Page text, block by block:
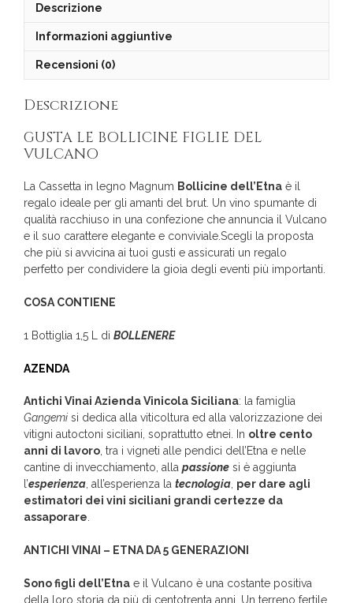
Descrizione
Informazioni aggiuntive
Recensioni (0)
Descrizione
GUSTA LE BOLLICINE FIGLIE DEL
VULCANO
La Cassetta in legno Magnum Bollicine dell’Etna è il
regalo ideale per gli amanti del brut. Un vino spumante di
qualità racchiuso in una confezione che annuncia il Vulcano
e il suo carattere elegante e conviviale.Scegli la proposta
che più si avvicina ai tuoi gusti e assicurati un regalo
perfetto per condividere la gioia degli eventi più importanti.
COSA CONTIENE
1 Bottiglia 1,5 L di BOLLENERE
AZENDA
Antichi Vinai Azienda Vinicola Siciliana: la famiglia
Gangemi si dedica alla viticoltura ed alla valorizzazione dei
vitigni autoctoni siciliani, soprattutto etnei. In oltre cento
anni di lavoro, tra i vigneti alle pendici dell’Etna e nelle
cantine di invecchiamento, alla passione si è aggiunta
l’esperienza, all’esperienza la tecnologia, per dare agli
estimatori dei vini siciliani grandi certezze da
assaporare.
ANTICHI VINAI – ETNA DA 5 GENERAZIONI
Sono figli dell’Etna e il Vulcano è una costante positiva
della loro storia da più di centotrenta anni. Un terreno fertile